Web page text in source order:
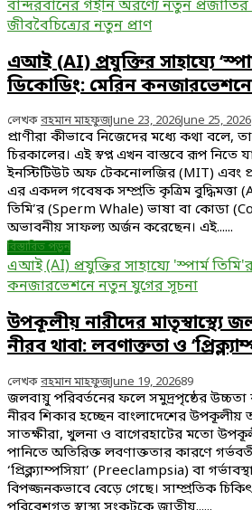
বান্দরবানের গহীন অরণ্যে নতুন
জীববৈচিত্র্যের নতুন প্রাণ
এআই (AI) প্রযুক্তির সাহায্যে
ডিকোডিং: মেরিন
লেখকরহমান মাহফুজJune 23, 2026June 25, 2026
প্রাণীরা কীভাবে নিজেদের মধ্যে কথা বলে,
চিরকালের। এই স্বপ্ন এখন বাস্তবে রূপ নিতে
ইনস্টিটিউট অফ টেকনোলজির (MIT) এবং
এর একদল গবেষক সম্প্রতি কৃত্রিম বুদ্ধিমত্তা
তিমি’র (Sperm Whale) ভাষা বা কোডা
অভাবনীয় সাফল্য অর্জন করেছেন। এই......
বিস্তারিত পড়ুন
এআই (AI) প্রযুক্তির সাহায্যে 'স্পার্ম
কনজারভেশনে নতুন যুগের সূচনা
উপকূলীয় নারীদের মাতৃস্বাস্থ্যে
নীরব থাবা: লবণাক্ততা ও
লেখকরহমান মাহফুজJune 19, 202689
জলবায়ু পরিবর্তনের ফলে সমুদ্রপৃষ্ঠের উচ্চতা
নীরব শিকার হচ্ছেন বাংলাদেশের উপকূলীয়
সাতক্ষীরা, খুলনা ও বাগেরহাটের মতো
পানিতে অতিরিক্ত লবণাক্ততার কারণে
‘প্রিক্ল্যাম্পসিয়া’ (Preeclampsia) বা
বিপজ্জনকভাবে বেড়ে গেছে। সাম্প্রতিক